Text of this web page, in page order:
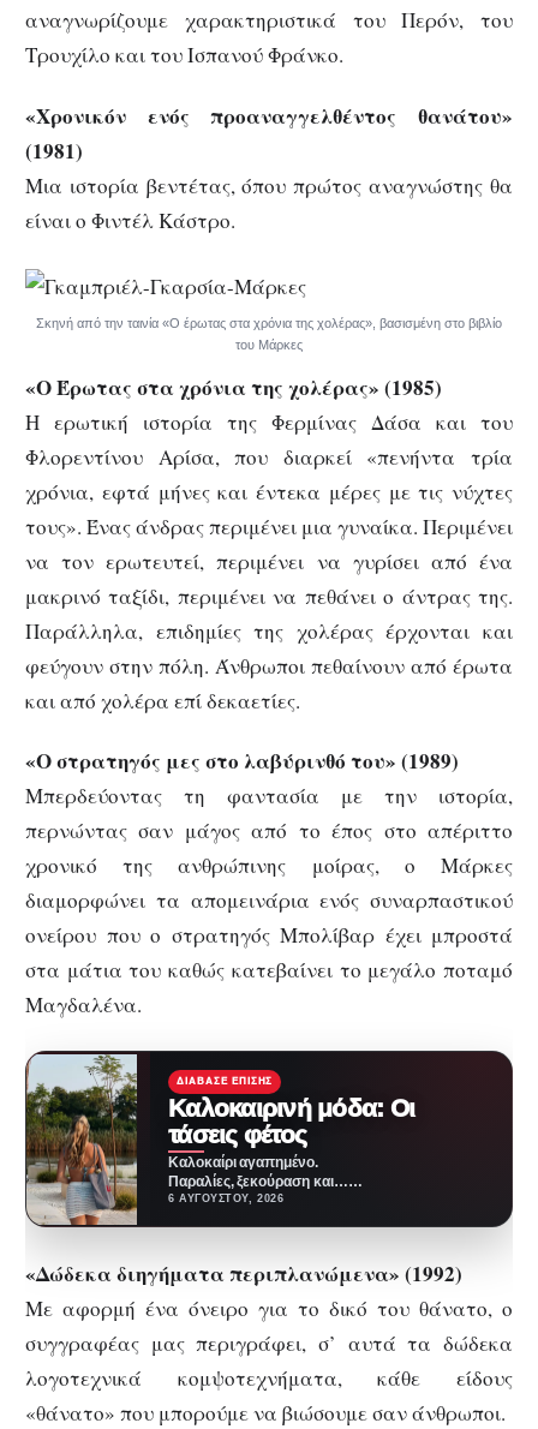
αναγνωρίζουμε χαρακτηριστικά του Περόν, του
Τρουχίλο και του Ισπανού Φράνκο.
«Χρονικόν ενός προαναγγελθέντος θανάτου»
(1981)
Μια ιστορία βεντέτας, όπου πρώτος αναγνώστης θα
είναι ο Φιντέλ Κάστρο.
Σκηνή από την ταινία «Ο έρωτας στα χρόνια της χολέρας», βασισμένη στο βιβλίο
του Μάρκες
«Ο Έρωτας στα χρόνια της χολέρας» (1985)
Η ερωτική ιστορία της Φερμίνας Δάσα και του
Φλορεντίνου Αρίσα, που διαρκεί «πενήντα τρία
χρόνια, εφτά μήνες και έντεκα μέρες με τις νύχτες
τους». Ένας άνδρας περιμένει μια γυναίκα. Περιμένει
να τον ερωτευτεί, περιμένει να γυρίσει από ένα
μακρινό ταξίδι, περιμένει να πεθάνει ο άντρας της.
Παράλληλα, επιδημίες της χολέρας έρχονται και
φεύγουν στην πόλη. Άνθρωποι πεθαίνουν από έρωτα
και από χολέρα επί δεκαετίες.
«Ο στρατηγός μες στο λαβύρινθό του» (1989)
Μπερδεύοντας τη φαντασία με την ιστορία,
περνώντας σαν μάγος από το έπος στο απέριττο
χρονικό της ανθρώπινης μοίρας, ο Μάρκες
διαμορφώνει τα απομεινάρια ενός συναρπαστικού
ονείρου που ο στρατηγός Μπολίβαρ έχει μπροστά
στα μάτια του καθώς κατεβαίνει το μεγάλο ποταμό
Μαγδαλένα.
ΔΙΆΒΑΣΕ ΕΠΊΣΗΣ
Καλοκαιρινή μόδα: Οι
τάσεις φέτος
Καλοκαίρι αγαπημένο.
Παραλίες, ξεκούραση και…
ζέστη! Καμία θερμοκρασία δε θα
6 ΑΥΓΟΎΣΤΟΥ, 2026
«Δώδεκα διηγήματα περιπλανώμενα» (1992)
Με αφορμή ένα όνειρο για το δικό του θάνατο, ο
συγγραφέας μας περιγράφει, σ’ αυτά τα δώδεκα
λογοτεχνικά κομψοτεχνήματα, κάθε είδους
«θάνατο» που μπορούμε να βιώσουμε σαν άνθρωποι.